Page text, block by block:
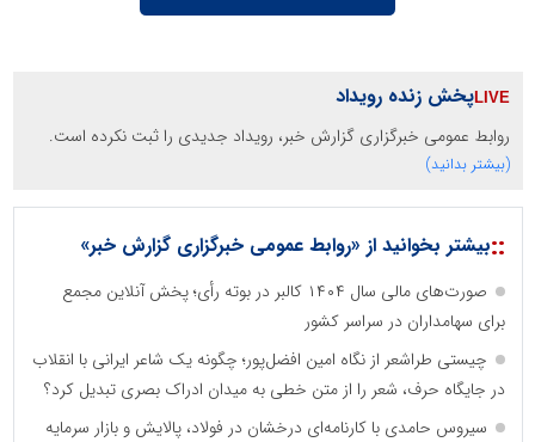
پخش زنده رویداد
روابط عمومی خبرگزاری گزارش خبر، رویداد جدیدی را ثبت نکرده است.
(بیشتر بدانید)
::بیشتر بخوانید از «روابط عمومی خبرگزاری گزارش خبر»
صورت‌های مالی سال ۱۴۰۴ کالبر در بوته رأی؛ پخش آنلاین مجمع
برای سهامداران در سراسر کشور
چیستی طراشعر از نگاه امین افضل‌پور؛ چگونه یک شاعر ایرانی با انقلاب
در جایگاه حرف، شعر را از متن خطی به میدان ادراک بصری تبدیل کرد؟
سیروس حامدی با کارنامه‌ای درخشان در فولاد، پالایش و بازار سرمایه